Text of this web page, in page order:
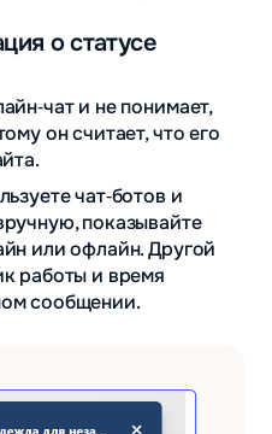
о статусе
и не понимает,
он считает, что его
чат‑ботов и
показывайте
или офлайн. Другой
работы и время
сообщении.